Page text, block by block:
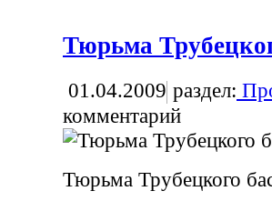
Тюрьма
01.04.2009 раздел:
комментарий
Тюрьма Трубецкого